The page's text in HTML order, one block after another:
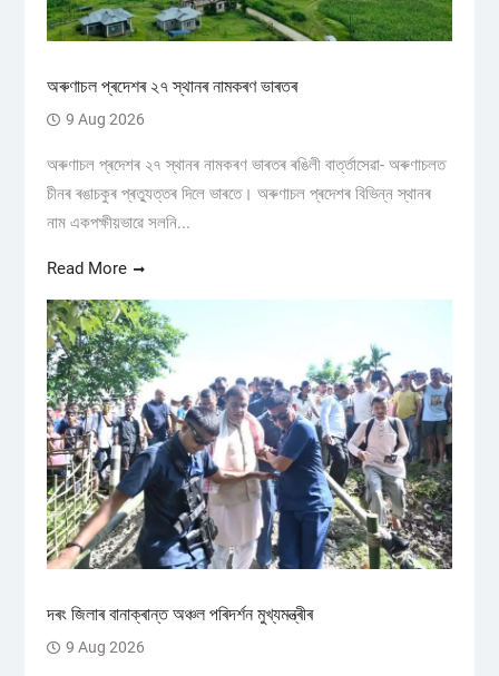
অৰুণাচল প্ৰদেশৰ ২৭ স্থানৰ নামকৰণ ভাৰতৰ
9 Aug 2026
অৰুণাচল প্ৰদেশৰ ২৭ স্থানৰ নামকৰণ ভাৰতৰ ৰঙিলী বাৰ্ত্তাসেৱা- অৰুণাচলত
চীনৰ ৰঙাচকুৰ প্ৰত্যুত্তৰ দিলে ভাৰতে। অৰুণাচল প্ৰদেশৰ বিভিন্ন স্থানৰ
নাম একপক্ষীয়ভাৱে সলনি...
Read More
দৰং জিলাৰ বানাক্ৰান্ত অঞ্চল পৰিদৰ্শন মুখ্যমন্ত্ৰীৰ
9 Aug 2026